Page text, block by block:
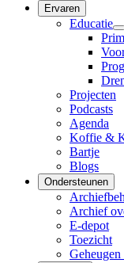
Ervaren
Educatie
Projecten
Podcasts
Agenda
Koffie &
Bartje
Blogs
Ondersteunen
Archief
E-depot
Toezicht